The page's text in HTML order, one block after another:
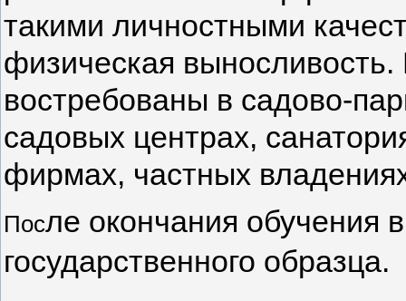
такими личностными
физическая
востребованы в садово-
садовых центрах,
фирмах, частных
После окончания обучения
государственного образца.